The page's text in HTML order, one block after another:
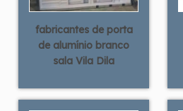
fabricantes de porta
de alumínio branco
sala Vila Dila